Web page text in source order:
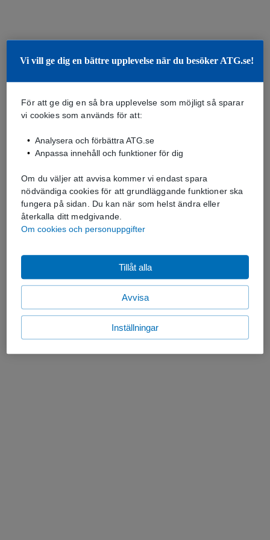
Vi vill ge dig en bättre upplevelse när du besöker ATG.se!
För att ge dig en så bra upplevelse som möjligt så sparar
vi cookies som används för att:
Analysera och förbättra ATG.se
Anpassa innehåll och funktioner för dig
Om du väljer att avvisa kommer vi endast spara
nödvändiga cookies för att grundläggande funktioner ska
fungera på sidan. Du kan när som helst ändra eller
återkalla ditt medgivande.
Om cookies och personuppgifter
Avvisa
Tillåt alla
Inställningar